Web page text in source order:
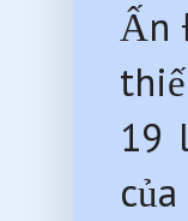
Ấn
19